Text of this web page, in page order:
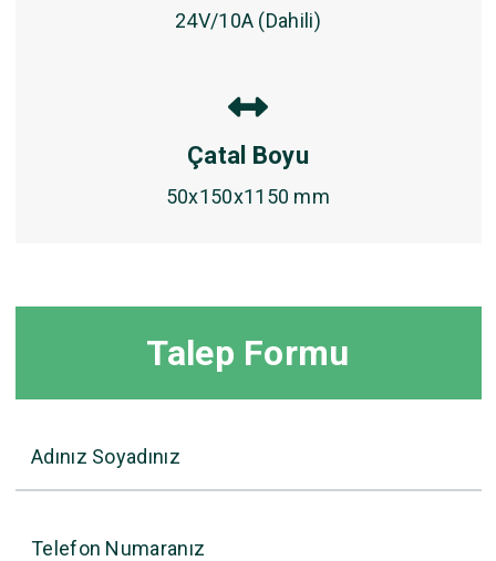
24V/10A (Dahili)
Çatal Boyu
50x150x1150 mm
Talep Formu
Adınız Soyadınız
Telefon Numaranız